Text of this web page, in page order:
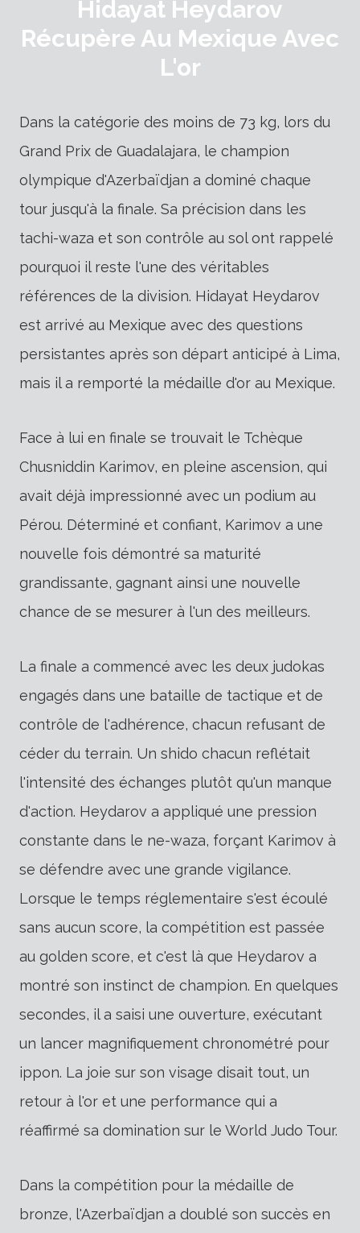
Hidayat Heydarov
Récupère Au Mexique Avec
L'or
Dans la catégorie des moins de 73 kg, lors du
Grand Prix de Guadalajara, le champion
olympique d'Azerbaïdjan a dominé chaque
tour jusqu'à la finale. Sa précision dans les
tachi-waza et son contrôle au sol ont rappelé
pourquoi il reste l'une des véritables
références de la division. Hidayat Heydarov
est arrivé au Mexique avec des questions
persistantes après son départ anticipé à Lima,
mais il a remporté la médaille d'or au Mexique.
Face à lui en finale se trouvait le Tchèque
Chusniddin Karimov, en pleine ascension, qui
avait déjà impressionné avec un podium au
Pérou. Déterminé et confiant, Karimov a une
nouvelle fois démontré sa maturité
grandissante, gagnant ainsi une nouvelle
chance de se mesurer à l'un des meilleurs.
La finale a commencé avec les deux judokas
engagés dans une bataille de tactique et de
contrôle de l'adhérence, chacun refusant de
céder du terrain. Un shido chacun reflétait
l'intensité des échanges plutôt qu'un manque
d'action. Heydarov a appliqué une pression
constante dans le ne-waza, forçant Karimov à
se défendre avec une grande vigilance.
Lorsque le temps réglementaire s'est écoulé
sans aucun score, la compétition est passée
au golden score, et c'est là que Heydarov a
montré son instinct de champion. En quelques
secondes, il a saisi une ouverture, exécutant
un lancer magnifiquement chronométré pour
ippon. La joie sur son visage disait tout, un
retour à l'or et une performance qui a
réaffirmé sa domination sur le World Judo Tour.
Dans la compétition pour la médaille de
bronze, l'Azerbaïdjan a doublé son succès en